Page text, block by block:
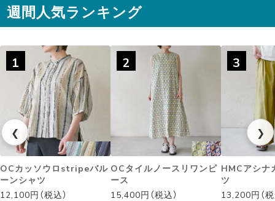
週間人気ランキング
❮
1
OCカッソウロstripeバル
ーンシャツ
12,100円（税込）
2
OCタイルノースリワンピ
ース
15,400円（税込）
3
HMCアシナ
ツ
13,200円（税
❯